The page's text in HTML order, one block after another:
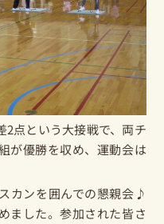
2点という大接戦で、両チ
が優勝を収め、運動会は
カンを囲んでの懇親会♪
ました。参加された皆さ